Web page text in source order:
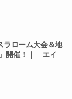
ラローム大会＆地
開催！｜ エイ